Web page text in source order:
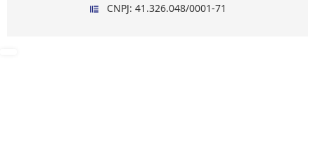
CNPJ: 41.326.048/0001-71